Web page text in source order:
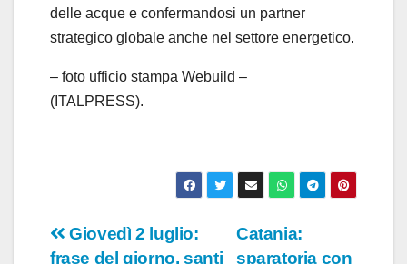
delle acque e confermandosi un partner
strategico globale anche nel settore energetico.
– foto ufficio stampa Webuild –
(ITALPRESS).
Navigazione
Catania:
sparatoria con
Giovedì 2 luglio:
frase del giorno, santi